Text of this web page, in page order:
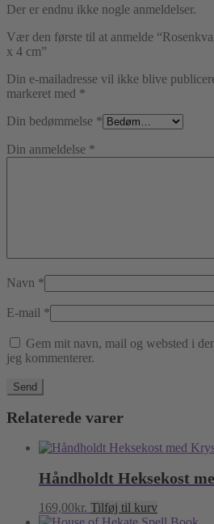
Der er endnu ikke nogle anmeldelser.
Vær den første til at anmelde
x 4 cm”
Din e-mailadresse vil ikke blive
markeret med *
Din bedømmelse *
Din anmeldelse *
Navn *
E-mail *
Gem mit navn, mail og websted i
jeg kommenterer.
Relaterede varer
Håndholdt Heksekost
169,00kr. Tilføj til kurv